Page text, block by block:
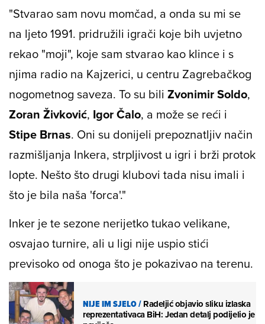
"Stvarao sam novu momčad, a onda su mi se
na ljeto 1991. pridružili igrači koje bih uvjetno
rekao "moji", koje sam stvarao kao klince i s
njima radio na Kajzerici, u centru Zagrebačkog
nogometnog saveza. To su bili Zvonimir Soldo,
Zoran Živković, Igor Čalo, a može se reći i
Stipe Brnas. Oni su donijeli prepoznatljiv način
razmišljanja Inkera, strpljivost u igri i brži protok
lopte. Nešto što drugi klubovi tada nisu imali i
što je bila naša 'forca'."
Inker je te sezone nerijetko tukao velikane,
osvajao turnire, ali u ligi nije uspio stići
previsoko od onoga što je pokazivao na terenu.
NIJE IM SJELO/Radeljić objavio sliku izlaska
reprezentativaca BiH: Jedan detalj podijelio je